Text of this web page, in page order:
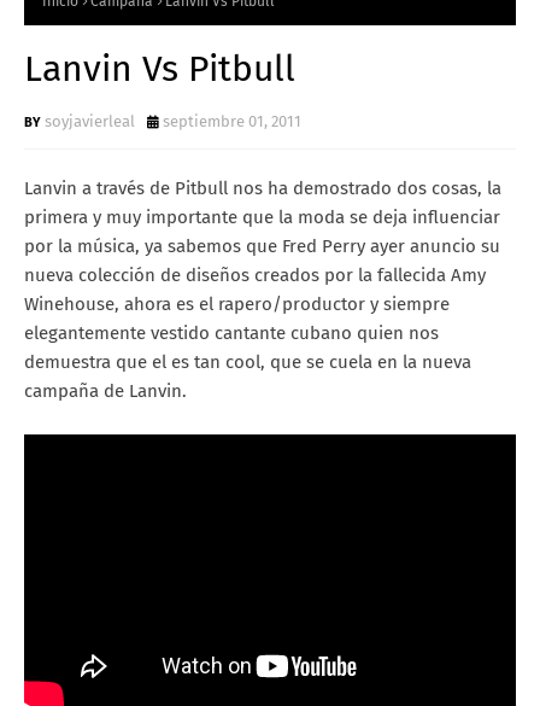
Lanvin Vs Pitbull
soyjavierleal septiembre 01, 2011
Lanvin a través de Pitbull nos ha demostrado dos cosas, la
primera y muy importante que la moda se deja influenciar
por la música, ya sabemos que Fred Perry ayer anuncio su
nueva colección de diseños creados por la fallecida Amy
Winehouse, ahora es el rapero/productor y siempre
elegantemente vestido cantante cubano quien nos
demuestra que el es tan cool, que se cuela en la nueva
campaña de Lanvin.